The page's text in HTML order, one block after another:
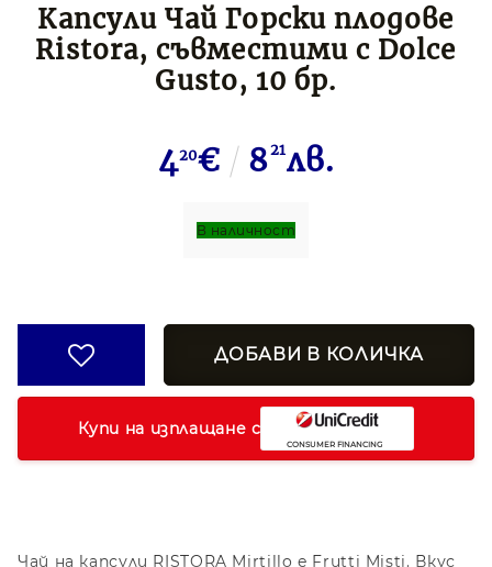
Капсули Чай Горски плодове
Ristora, съвместими с Dolce
Gusto, 10 бр.
420€ 821лв.
В наличност
Чай на капсули RISTORA Mirtillo e Frutti Misti. Вкус
Купи на изплащане с